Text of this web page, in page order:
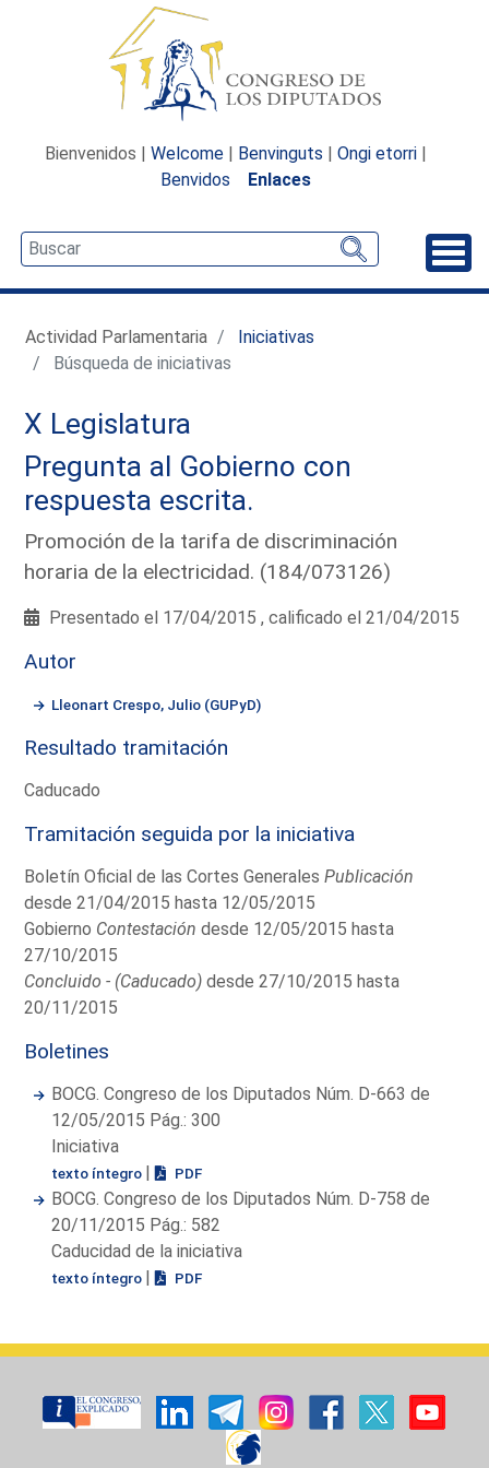
Bienvenidos | Welcome | Benvinguts | Ongi etorri |
Benvidos
Enlaces
Actividad Parlamentaria
Iniciativas
Búsqueda de iniciativas
X Legislatura
Pregunta al Gobierno con
respuesta escrita.
Promoción de la tarifa de discriminación
horaria de la electricidad. (184/073126)
Presentado el 17/04/2015 , calificado el 21/04/2015
Autor
Lleonart Crespo, Julio (GUPyD)
Resultado tramitación
Caducado
Tramitación seguida por la iniciativa
Boletín Oficial de las Cortes GeneralesPublicación
desde 21/04/2015 hasta 12/05/2015
Gobierno Contestación desde 12/05/2015 hasta
27/10/2015
Concluido - (Caducado) desde 27/10/2015 hasta
20/11/2015
Boletines
BOCG. Congreso de los Diputados Núm. D-663 de
12/05/2015 Pág.: 300
Iniciativa
texto íntegro | PDF
BOCG. Congreso de los Diputados Núm. D-758 de
20/11/2015 Pág.: 582
Caducidad de la iniciativa
texto íntegro | PDF